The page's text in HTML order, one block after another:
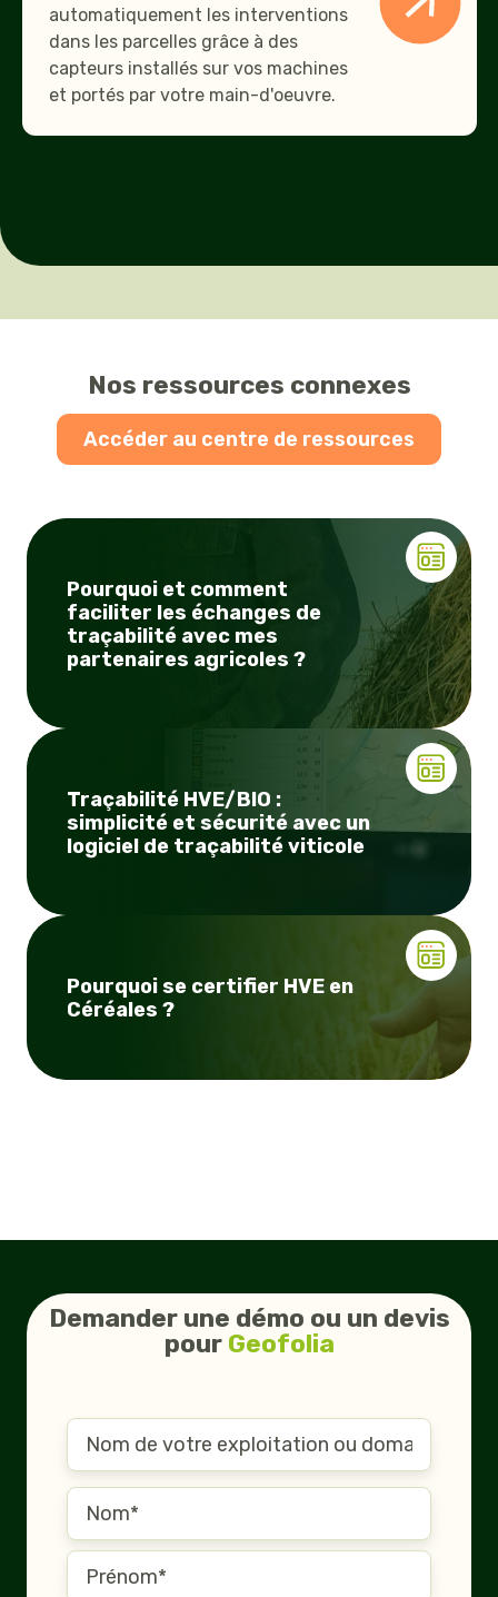
automatiquement les interventions
dans les parcelles grâce à des
capteurs installés sur vos machines
et portés par votre main-d'oeuvre.
Nos ressources connexes
Accéder au centre de ressources
Pourquoi et comment
faciliter les échanges de
traçabilité avec mes
partenaires agricoles ?
Traçabilité HVE/BIO :
simplicité et sécurité avec un
logiciel de traçabilité viticole
Pourquoi se certifier HVE en
Céréales ?
Demander une démo ou un devis
pour Geofolia